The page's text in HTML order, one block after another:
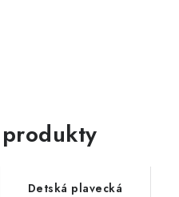
Detská plavecká